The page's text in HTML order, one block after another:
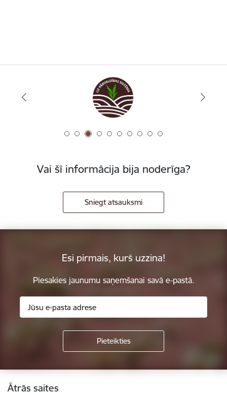
Vai šī informācija bija noderīga?
Sniegt atsauksmi
Esi pirmais, kurš uzzina!
Piesakies jaunumu saņemšanai savā e-pastā.
Kājene
Ātrās saites